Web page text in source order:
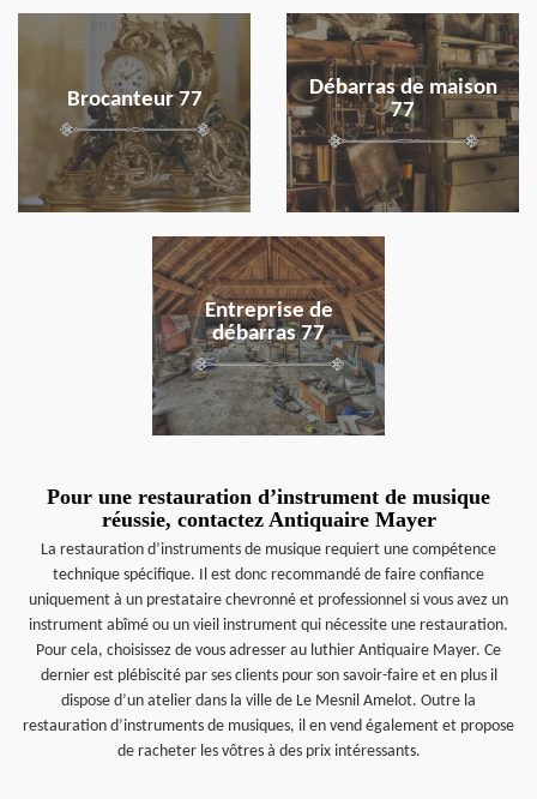
Brocanteur 77
en savoir plus
Débarras de maison
77
en savoir plus
Entreprise de
débarras 77
en savoir plus
Pour une restauration d’instrument de musique
réussie, contactez Antiquaire Mayer
La restauration d’instruments de musique requiert une compétence
technique spécifique. Il est donc recommandé de faire confiance
uniquement à un prestataire chevronné et professionnel si vous avez un
instrument abîmé ou un vieil instrument qui nécessite une restauration.
Pour cela, choisissez de vous adresser au luthier Antiquaire Mayer. Ce
dernier est plébiscité par ses clients pour son savoir-faire et en plus il
dispose d’un atelier dans la ville de Le Mesnil Amelot. Outre la
restauration d’instruments de musiques, il en vend également et propose
de racheter les vôtres à des prix intéressants.